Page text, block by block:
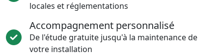
locales et réglementations
Accompagnement personnalisé
De l'étude gratuite jusqu'à la maintenance de
votre installation